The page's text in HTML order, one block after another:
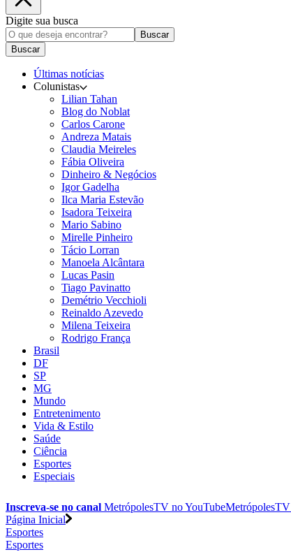
Digite sua busca
Buscar
Buscar
Últimas notícias
Colunistas
Lilian Tahan
Blog do Noblat
Carlos Carone
Andreza Matais
Claudia Meireles
Fábia Oliveira
Dinheiro & Negócios
Igor Gadelha
Ilca Maria Estevão
Isadora Teixeira
Mario Sabino
Mirelle Pinheiro
Tácio Lorran
Manoela Alcântara
Lucas Pasin
Tiago Pavinatto
Demétrio Vecchioli
Reinaldo Azevedo
Milena Teixeira
Rodrigo França
Brasil
DF
SP
MG
Mundo
Entretenimento
Vida & Estilo
Saúde
Ciência
Esportes
Especiais
Inscreva-se no canal MetrópolesTV noYouTubeMetrópolesTV
Página Inicial
Esportes
Esportes